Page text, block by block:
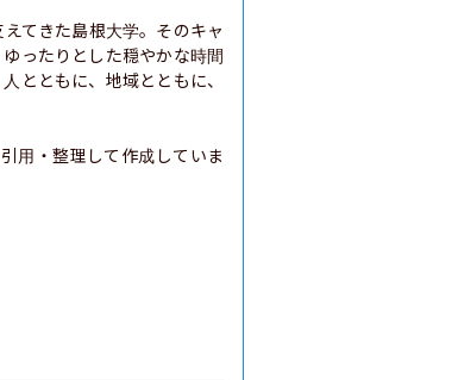
てきた島根大学。そのキャ
ったりとした穏やかな時間
とともに、地域とともに、
用・整理して作成していま